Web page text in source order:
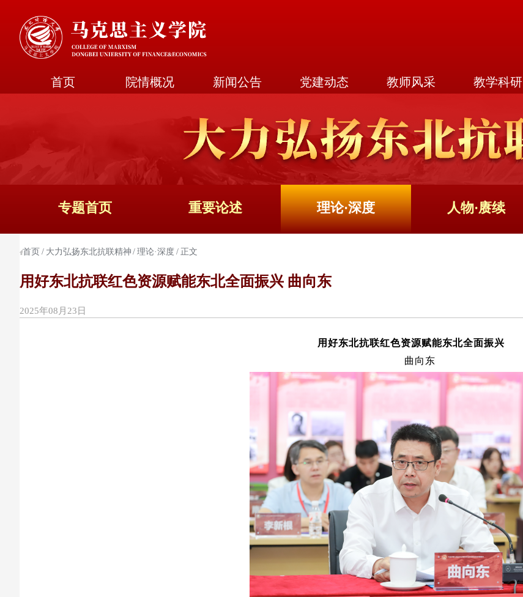
首页 院情概况 新闻公告 党建动态 教师风采 教学科研
专题首页 重要论述 理论·深度 人物·赓续
首页 大力弘扬东北抗联精神 理论·深度 正文
用好东北抗联红色资源赋能东北全面振兴 曲向东
2025年08月23日
用好东北抗联红色资源赋能东北全面振兴
曲向东